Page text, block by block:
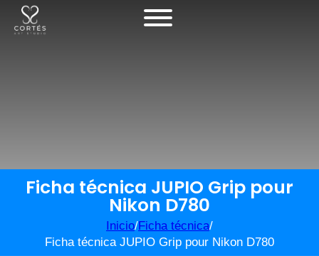
Ficha técnica JUPIO Grip pour
Nikon D780
Inicio/Ficha técnica/
Ficha técnica JUPIO Grip pour Nikon D780